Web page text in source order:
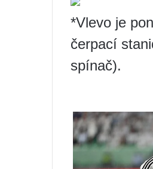
*Vlevo je
čerpací
spínač).